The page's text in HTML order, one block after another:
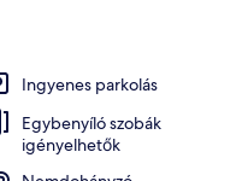
Ingyenes parkolás
Egybenyíló szobák
igényelhetők